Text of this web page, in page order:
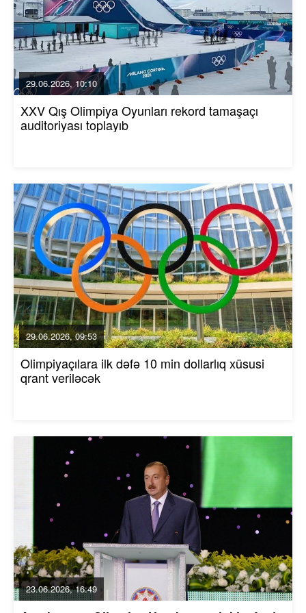
29.06.2026, 10:10
XXV Qış Olimpiya Oyunları rekord tamaşaçı
auditoriyası toplayıb
29.06.2026, 09:53
Olimpiyaçılara ilk dəfə 10 min dollarlıq xüsusi
qrant veriləcək
23.06.2026, 16:49